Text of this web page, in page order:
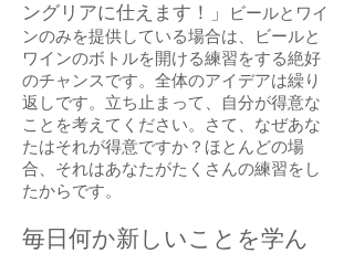
ングリアに仕えます！」
ビールとワイ
ンのみを提供している場合は、ビールと
ワインのボトルを開ける練習をする絶好
のチャンスです。全体のアイデアは繰り
返しです。立ち止まって、自分が得意な
ことを考えてください。さて、なぜあな
たはそれが得意ですか？ほとんどの場
合、それはあなたがたくさんの練習をし
たからです。
毎日何か新しいことを学ん